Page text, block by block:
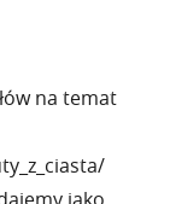
na temat